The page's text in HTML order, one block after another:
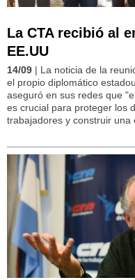
La CTA recibió al
EE.UU
14/09 | La noticia de la
el propio diplomático
aseguró en sus redes que
es crucial para proteger los
trabajadores y construir una